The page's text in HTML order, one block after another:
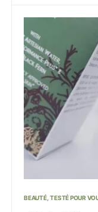
BEAUTÉ TESTÉ POUR